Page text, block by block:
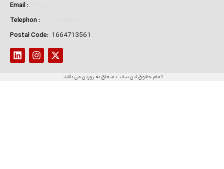
Email:
Telephon:
Postal Code: 1664713561
تمام حقوق این سایت متعلق به روژین می باشد.